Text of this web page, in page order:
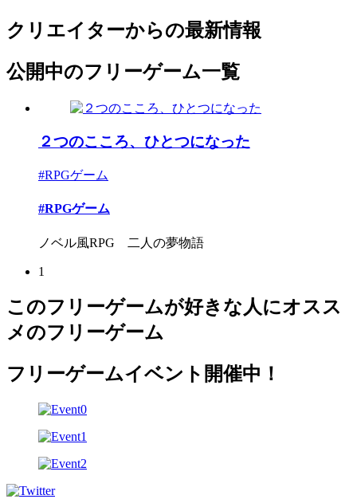
クリエイターからの最新情報
公開中のフリーゲーム一覧
２つのこころ、ひとつになった
#RPGゲーム
#RPGゲーム
ノベル風RPG 二人の夢物語
1
このフリーゲームが好きな人にオスス
メのフリーゲーム
フリーゲームイベント開催中！